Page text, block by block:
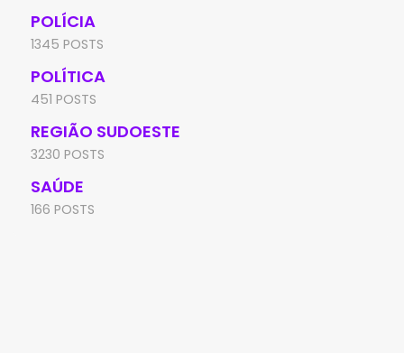
POLÍCIA
1345 POSTS
POLÍTICA
451 POSTS
REGIÃO SUDOESTE
3230 POSTS
SAÚDE
166 POSTS